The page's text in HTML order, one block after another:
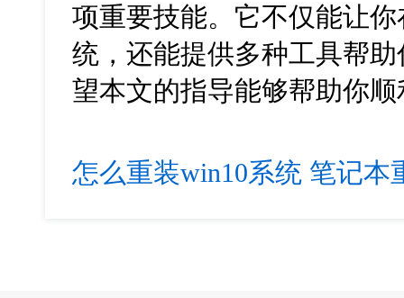
项重要技能。它不仅能让
统，还能提供多种工具帮
望本文的指导能够帮助你
怎么重装win10系统 笔记本